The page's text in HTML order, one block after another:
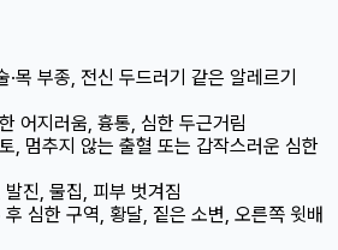
·목 부종, 전신 두드러기 같은 알레르기
어지러움, 흉통, 심한 두근거림
, 멈추지 않는 출혈 또는 갑작스러운 심한
진, 물집, 피부 벗겨짐
심한 구역, 황달, 짙은 소변, 오른쪽 윗배